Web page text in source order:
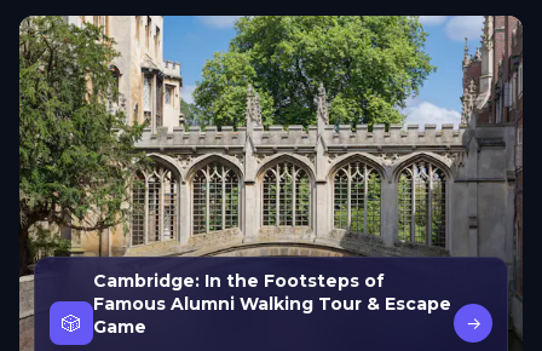
🎲
Cambridge: In the Footsteps of
Famous Alumni Walking Tour & Escape
Game
→